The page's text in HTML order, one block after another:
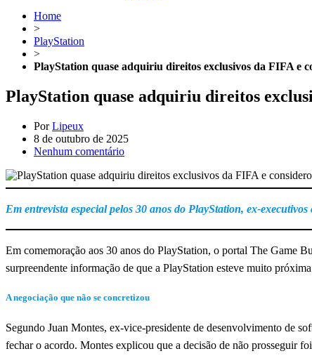
Home
>
PlayStation
>
PlayStation quase adquiriu direitos exclusivos da FIFA e
PlayStation quase adquiriu direitos
PorLipeux
8 de outubro de 2025
Nenhum comentário
Em entrevista especial pelos 30 anos do PlayStation, ex-
Em comemoração aos 30 anos do PlayStation, o portal The Game
surpreendente informação de que a PlayStation esteve muito
A negociação que não se concretizou
Segundo Juan Montes, ex-vice-presidente de desenvolvimento de
fechar o acordo. Montes explicou que a decisão de não prosseguir